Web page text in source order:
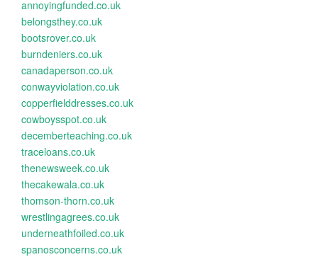
annoyingfunded.co.uk
belongsthey.co.uk
bootsrover.co.uk
burndeniers.co.uk
canadaperson.co.uk
conwayviolation.co.uk
copperfielddresses.co.uk
cowboysspot.co.uk
decemberteaching.co.uk
traceloans.co.uk
thenewsweek.co.uk
thecakewala.co.uk
thomson-thorn.co.uk
wrestlingagrees.co.uk
underneathfoiled.co.uk
spanosconcerns.co.uk